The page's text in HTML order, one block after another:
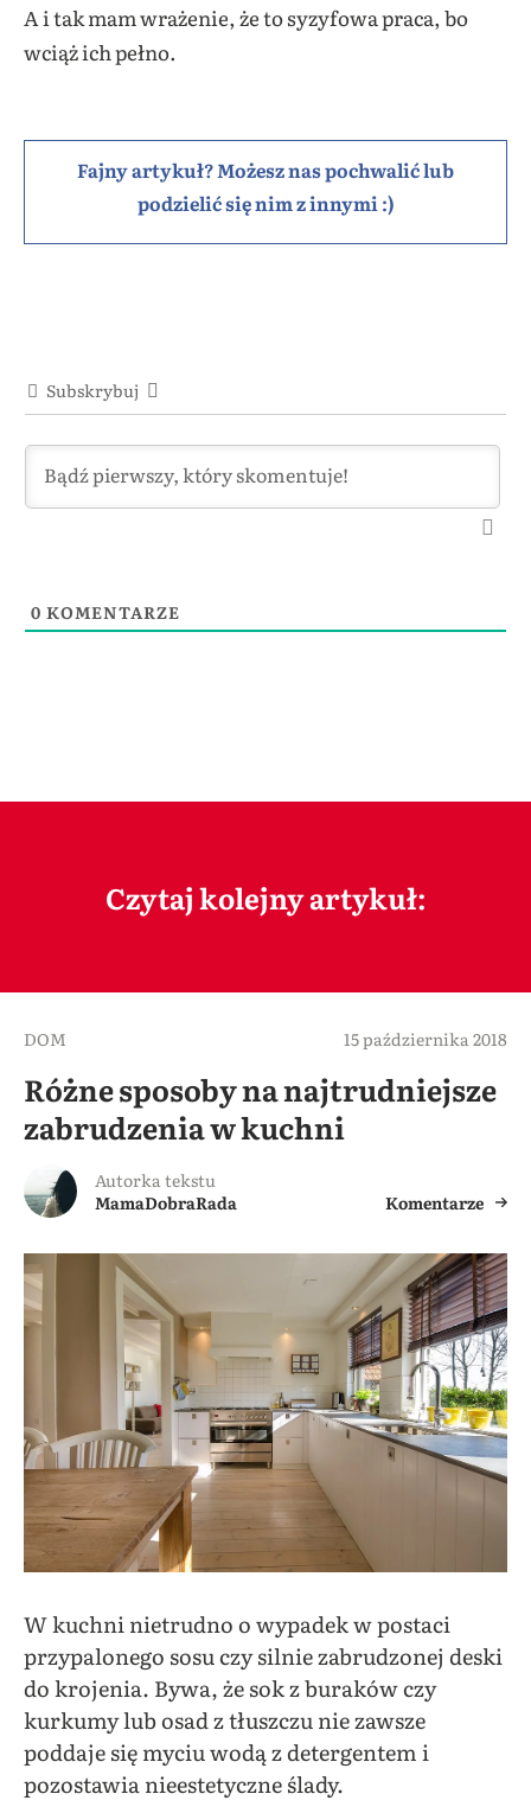
A i tak mam wrażenie, że to syzyfowa praca, bo
wciąż ich pełno.
Fajny artykuł? Możesz nas pochwalić lub
podzielić się nim z innymi :)
Subskrybuj
0 KOMENTARZE
Czytaj kolejny artykuł:
DOM 15 października 2018
Różne sposoby na najtrudniejsze
zabrudzenia w kuchni
Autorka tekstu
MamaDobraRada
Komentarze
W kuchni nietrudno o wypadek w postaci
przypalonego sosu czy silnie zabrudzonej deski
do krojenia. Bywa, że sok z buraków czy
kurkumy lub osad z tłuszczu nie zawsze
poddaje się myciu wodą z detergentem i
pozostawia nieestetyczne ślady.